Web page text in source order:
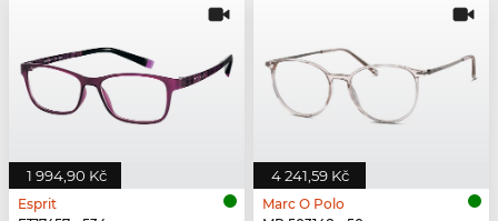
1 994,90 Kč
Esprit
4 241,59 Kč
Marc O Polo